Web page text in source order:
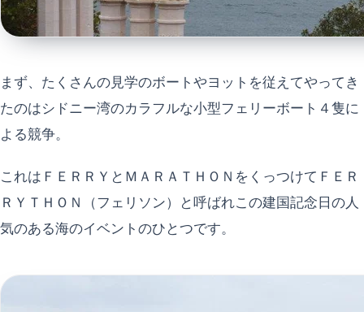
まず、たくさんの見学のボートやヨットを従えてやってき
たのはシドニー湾のカラフルな小型フェリーボート４隻に
よる競争。
これはＦＥＲＲＹとＭＡＲＡＴＨＯＮをくっつけてＦＥＲ
ＲＹＴＨＯＮ（フェリソン）と呼ばれこの建国記念日の人
気のある海のイベントのひとつです。